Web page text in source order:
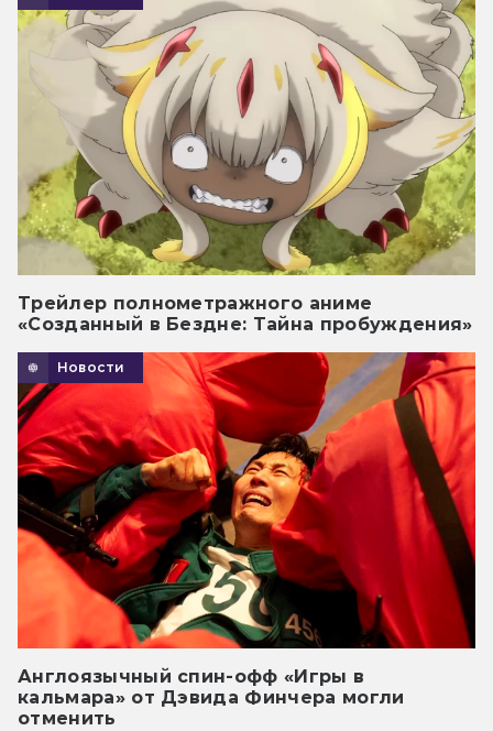
Трейлер полнометражного аниме
«Созданный в Бездне: Тайна пробуждения»
Новости
Англоязычный спин-офф «Игры в
кальмара» от Дэвида Финчера могли
отменить